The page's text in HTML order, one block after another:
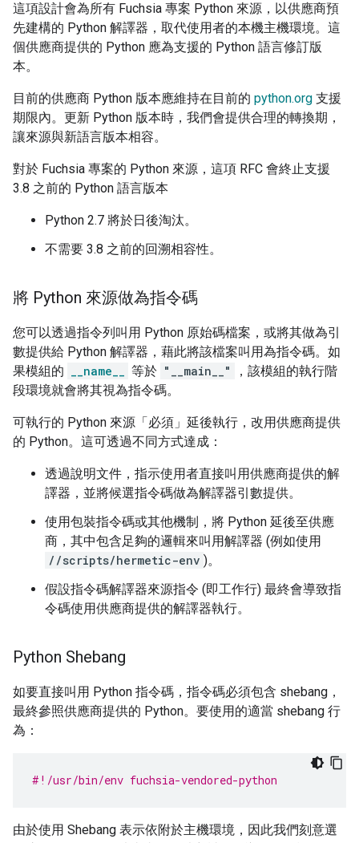
這項設計會為所有 Fuchsia 專案 Python 來源，以供應商預
先建構的 Python 解譯器，取代使用者的本機主機環境。這
個供應商提供的 Python 應為支援的 Python 語言修訂版
本。
目前的供應商 Python 版本應維持在目前的 python.org 支援
期限內。更新 Python 版本時，我們會提供合理的轉換期，
讓來源與新語言版本相容。
對於 Fuchsia 專案的 Python 來源，這項 RFC 會終止支援
3.8 之前的 Python 語言版本
Python 2.7 將於日後淘汰。
不需要 3.8 之前的回溯相容性。
將 Python 來源做為指令碼
您可以透過指令列叫用 Python 原始碼檔案，或將其做為引
數提供給 Python 解譯器，藉此將該檔案叫用為指令碼。如
果模組的 __name__ 等於 "__main__"
，該模組的執行階
段環境就會將其視為指令碼。
可執行的 Python 來源「必須」延後執行，改用供應商提供
的 Python。這可透過不同方式達成：
透過說明文件，指示使用者直接叫用供應商提供的解
譯器，並將候選指令碼做為解譯器引數提供。
使用包裝指令碼或其他機制，將 Python 延後至供應
商，其中包含足夠的邏輯來叫用解譯器 (例如使用
//scripts/hermetic-env )。
假設指令碼解譯器來源指令 (即工作行) 最終會導致指
令碼使用供應商提供的解譯器執行。
Python Shebang
如要直接叫用 Python 指令碼，指令碼必須包含 shebang，
最終參照供應商提供的 Python。要使用的適當 shebang 行
為：
#!/usr/bin/env fuchsia-vendored-python
由於使用 Shebang 表示依附於主機環境，因此我們刻意選